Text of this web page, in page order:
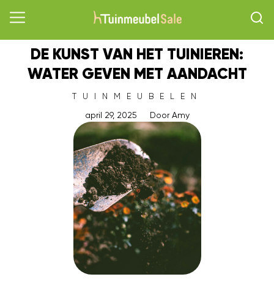
DE KUNST VAN HET TUINIEREN:
WATER GEVEN MET AANDACHT
TUINMEUBELEN
april 29, 2025
DoorAmy